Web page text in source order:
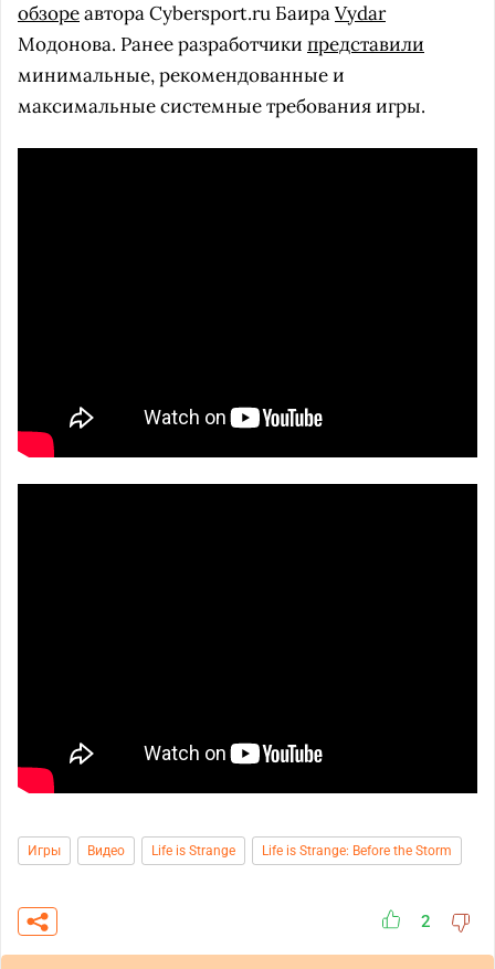
обзореавтора Cybersport.ru БаираVydar
Модонова. Ранее разработчики представили
минимальные, рекомендованные и
максимальные системные требования игры.
Игры Видео Life is Strange Life is Strange: Before the Storm
2